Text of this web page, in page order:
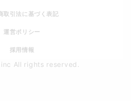
取引法に基づく表記
運営ポリシー
採用情報
All rights reserved.